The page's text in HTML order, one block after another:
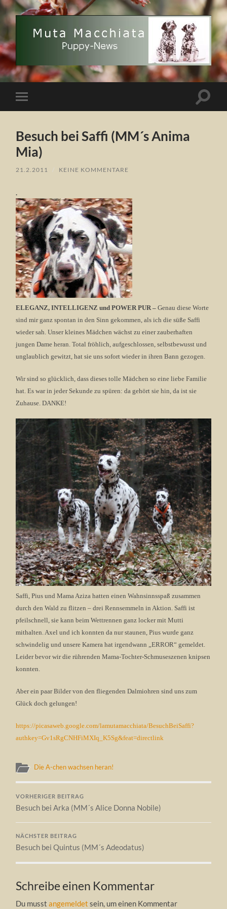
Muta
Macchiata
Puppy
Menü
Besuch bei Saffi (MM´s Anima
Mia)
21.2.2011 / KEINE KOMMENTARE
.
ELEGANZ, INTELLIGENZ und POWER PUR –Genau diese Worte
sind mir ganz spontan in den Sinn gekommen, als ich die süße Saffi
wieder sah. Unser kleines Mädchen wächst zu einer zauberhaften
jungen Dame heran. Total fröhlich, aufgeschlossen, selbstbewusst und
unglaublich gewitzt, hat sie uns sofort wieder in ihren Bann gezogen.
Wir sind so glücklich, dass dieses tolle Mädchen so eine liebe Familie
hat. Es war in jeder Sekunde zu spüren: da gehört sie hin, da ist sie
Zuhause. DANKE!
Saffi, Pius und Mama Aziza hatten einen Wahnsinnsspaß zusammen
durch den Wald zu flitzen – drei Rennsemmeln in Aktion. Saffi ist
pfeilschnell, sie kann beim Wettrennen ganz locker mit Mutti
mithalten. Axel und ich konnten da nur staunen, Pius wurde ganz
schwindelig und unsere Kamera hat irgendwann „ERROR“ gemeldet.
Leider bevor wir die rührenden Mama-Tochter-Schmuseszenen knipsen
konnten.
Aber ein paar Bilder von den fliegenden Dalmiohren sind uns zum
Glück doch gelungen!
https://picasaweb.google.com/lamutamacchiata/BesuchBeiSaffi?
authkey=Gv1sRgCNHFiMXIq_K5Sg&feat=directlink
Die A-chen wachsen heran!
VORHERIGER BEITRAG
Besuch bei Arka (MM´s Alice Donna Nobile)
NÄCHSTER BEITRAG
Besuch bei Quintus (MM´s Adeodatus)
Schreibe einen Kommentar
Du musstangemeldet sein, um einen Kommentar